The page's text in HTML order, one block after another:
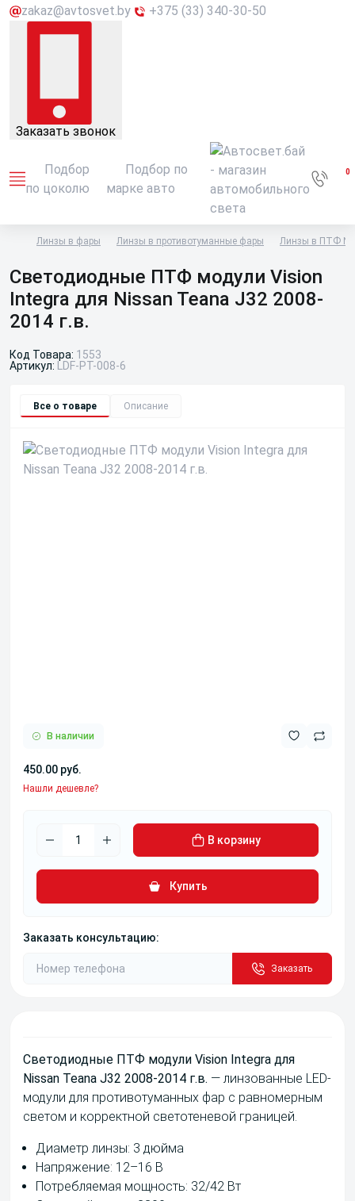
zakaz@avtosvet.by
+375 (33) 340-30-50
Заказать звонок
Подбор
по цоколю
Подбор по
марке авто
0
Линзы в фары Линзы в противотуманные фары Линзы в ПТФ
Светодиодные ПТФ модули Vision
Integra для Nissan Teana J32 2008-
2014 г.в.
Код Товара: 1553
Артикул:
LDF-PT-008-6
Все о товаре Описание
В наличии
450.00 руб.
Нашли дешевле?
В корзину
Купить
Заказать консультацию:
Заказать
Светодиодные ПТФ модули Vision Integra для
Nissan Teana J32 2008-2014 г.в. — линзованные LED-
модули для противотуманных фар с равномерным
светом и корректной светотеневой границей.
Диаметр линзы: 3 дюйма
Напряжение: 12–16 В
Потребляемая мощность: 32/42 Вт